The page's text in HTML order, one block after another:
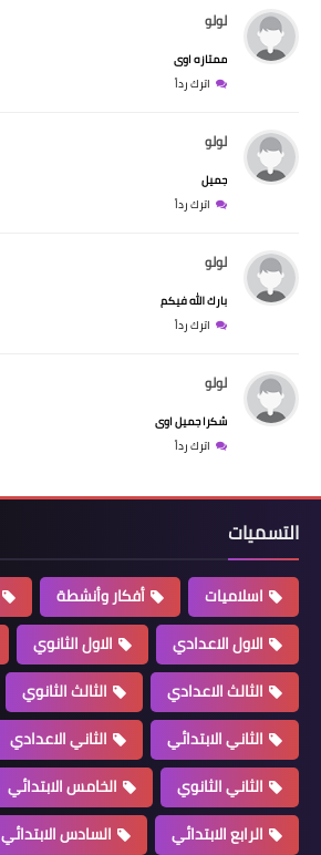
لولو
ممتازه اوى
اترك رداً
لولو
جميل
اترك رداً
لولو
بارك الله فيكم
اترك رداً
لولو
شكرا جميل اوى
اترك رداً
التسميات
اسلاميات أفكار وأنشطة
الاول الاعدادي
الاول الثانوي
الثالث الاعدادي
الثالث الثانوي
الثاني الابتدائي
الثاني الاعدادي
الثاني الثانوي
الخامس الابتدائي
الرابع الابتدائي
السادس الابتدائي